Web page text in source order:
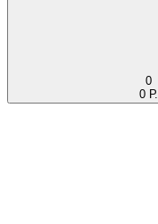
0
0 Р.